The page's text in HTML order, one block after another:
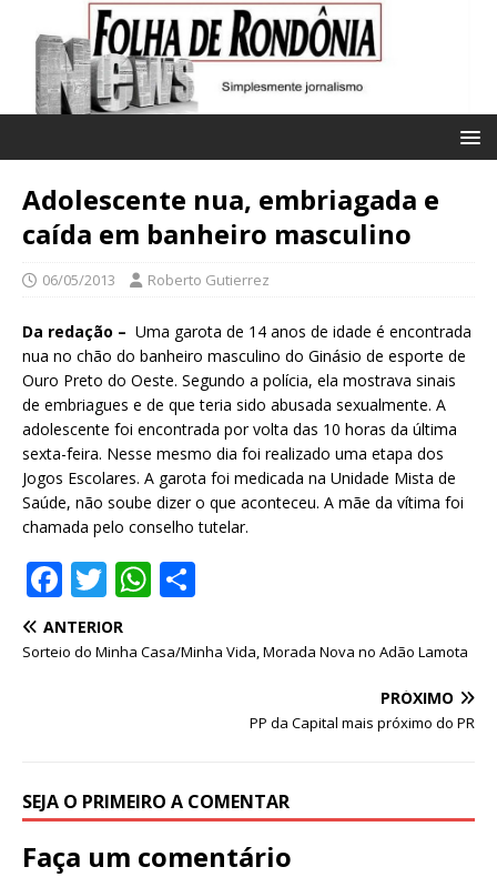
Adolescente nua, embriagada e
caída em banheiro masculino
06/05/2013 Roberto Gutierrez
Da redação – Uma garota de 14 anos de idade é encontrada
nua no chão do banheiro masculino do Ginásio de esporte de
Ouro Preto do Oeste. Segundo a polícia, ela mostrava sinais
de embriagues e de que teria sido abusada sexualmente. A
adolescente foi encontrada por volta das 10 horas da última
sexta-feira. Nesse mesmo dia foi realizado uma etapa dos
Jogos Escolares. A garota foi medicada na Unidade Mista de
Saúde, não soube dizer o que aconteceu. A mãe da vítima foi
chamada pelo conselho tutelar.
F
a
c
o
k
T
w
it
W
at
p
ar
ANTERIOR
Sorteio do Minha Casa/Minha Vida, Morada Nova no Adão Lamota
PRÓXIMO
PP da Capital mais próximo do PR
SEJA O PRIMEIRO A COMENTAR
Faça um comentário